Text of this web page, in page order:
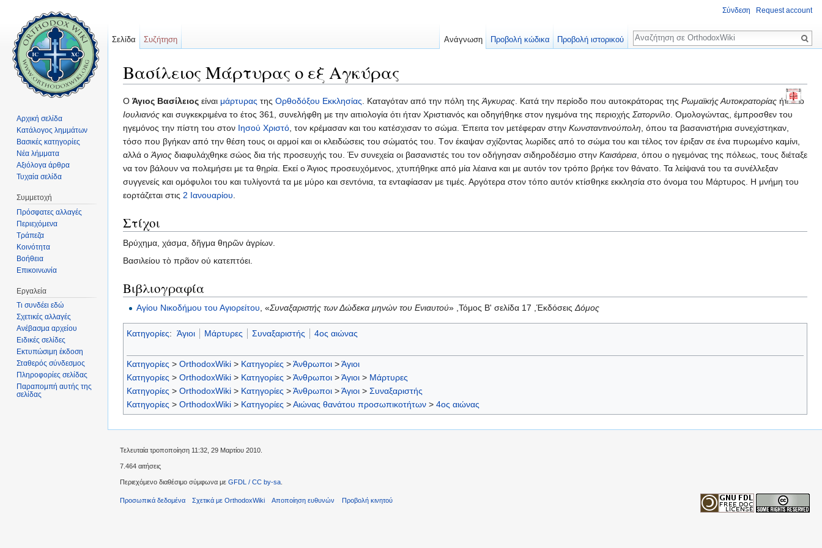
Βασίλειος Μάρτυρας ο εξ Αγκύρας
Ο Άγιος Βασίλειος είναι μάρτυρας της Ορθοδόξου Εκκλησίας. Καταγόταν από την πόλη τηςΆγκυρας. Κατά την περίοδο που αυτοκράτορας της Ρωμαϊκής Αυτοκρατορίας ήταν ο
Ιουλιανός και συγκεκριμένα το έτος 361, συνελήφθη με την αιτιολογία ότι ήταν Χριστιανός και οδηγήθηκε στον ηγεμόνα της περιοχής Σατορνίλο. Ομολογώντας, έμπροσθεν του
ηγεμόνος την πίστη του στον Ιησού Χριστό, τον κρέμασαν και του κατέσχισαν το σώμα. Έπειτα τον μετέφεραν στην Κωνσταντινούπολη, όπου τα βασανιστήρια συνεχίστηκαν,
τόσο που βγήκαν από την θέση τους οι αρμοί και οι κλειδώσεις του σώματός του. Tον έκαψαν σχίζοντας λωρίδες από το σώμα του και τέλος τον έριξαν σε ένα πυρωμένο καμίνι,
αλλά οΆγιος διαφυλάχθηκε σώος δια τής προσευχής του. Έν συνεχεία οι βασανιστές του τον οδήγησαν σιδηροδέσμιο στην Καισάρεια, όπου ο ηγεμόνας της πόλεως, τους διέταξε
να τον βάλουν να πολεμήσει με τα θηρία. Εκεί ο Άγιος προσευχόμενος, χτυπήθηκε από μία λέαινα και με αυτόν τον τρόπο βρήκε τον θάνατο. Τα λείψανά του τα συνέλλεξαν
συγγενείς και ομόφυλοι του και τυλίγοντά τα με μύρο και σεντόνια, τα ενταφίασαν με τιμές. Αργότερα στον τόπο αυτόν κτίσθηκε εκκλησία στο όνομα του Μάρτυρος. Η μνήμη του
εορτάζεται στις 2 Ιανουαρίου.
Στίχοι
Βρύχημα, χάσμα, δῆγμα θηρῶν ἀγρίων.
Βασιλείου τὸ πρᾶον οὐ κατεπτόει.
Βιβλιογραφία
Αγίου Νικοδήμου του Αγιορείτου , «Συναξαριστής των Δώδεκα μηνών του Ενιαυτού» ,Τόμος Β' σελίδα 17 ,ΈκδόσειςΔόμος
Κατηγορίες: Άγιοι Μάρτυρες Συναξαριστής 4ος αιώνας
Κατηγορίες > OrthodoxWiki > Κατηγορίες >Άνθρωποι >Άγιοι
Κατηγορίες > OrthodoxWiki > Κατηγορίες >Άνθρωποι >Άγιοι > Μάρτυρες
Κατηγορίες > OrthodoxWiki > Κατηγορίες >Άνθρωποι >Άγιοι > Συναξαριστής
Κατηγορίες > OrthodoxWiki > Κατηγορίες >Αιώνας θανάτου προσωπικοτήτων > 4ος αιώνας
Σύνδεση Request account
Σελίδα Συζήτηση Ανάγνωση Προβολή κώδικα Προβολή ιστορικού
Αναζήτηση
Αρχική σελίδα
Κατάλογος λημμάτων
Βασικές κατηγορίες
Νέα λήμματα
Αξιόλογα άρθρα
Τυχαία σελίδα
Συμμετοχή
Πρόσφατες αλλαγές
Περιεχόμενα
Τράπεζα
Κοινότητα
Βοήθεια
Επικοινωνία
Εργαλεία
Τι συνδέει εδώ
Σχετικές αλλαγές
Ανέβασμα αρχείου
Ειδικές σελίδες
Εκτυπώσιμη έκδοση
Σταθερός σύνδεσμος
Πληροφορίες σελίδας
Παραπομπή αυτής της
σελίδας
Τελευταία τροποποίηση 11:32, 29 Μαρτίου 2010.
7.464 αιτήσεις
Περιεχόμενο διαθέσιμο σύμφωνα με GFDL / CC by-sa
Προσωπικά δεδομένα Σχετικά με OrthodoxWiki Αποποίηση ευθυνών Προβολή κινητού